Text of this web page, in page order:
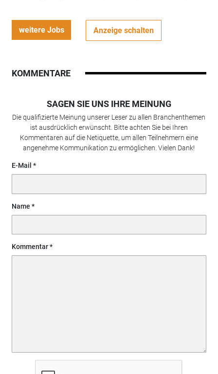
weitere Jobs Anzeige schalten
KOMMENTARE
SAGEN SIE UNS IHRE MEINUNG
Die qualifizierte Meinung unserer Leser zu allen Branchenthemen
ist ausdrücklich erwünscht. Bitte achten Sie bei Ihren
Kommentaren auf die Netiquette, um allen Teilnehmern eine
angenehme Kommunikation zu ermöglichen. Vielen Dank!
E-Mail
Name
Kommentar